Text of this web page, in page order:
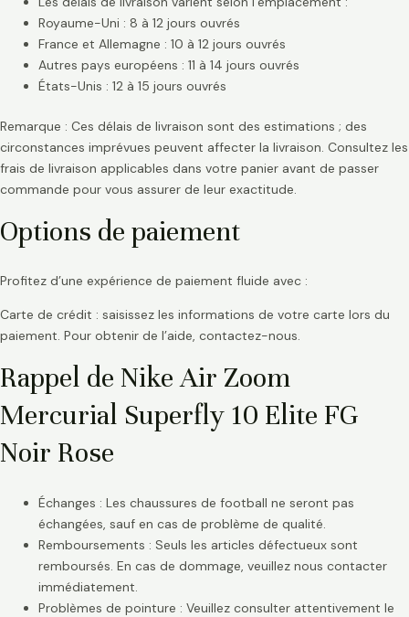
Royaume-Uni : 8 à 12 jours ouvrés
France et Allemagne : 10 à 12 jours ouvrés
Autres pays européens : 11 à 14 jours ouvrés
États-Unis : 12 à 15 jours ouvrés
Remarque : Ces délais de livraison sont des estimations ; des
circonstances imprévues peuvent affecter la livraison. Consultez les
frais de livraison applicables dans votre panier avant de passer
commande pour vous assurer de leur exactitude.
Options de paiement
Profitez d’une expérience de paiement fluide avec :
Carte de crédit : saisissez les informations de votre carte lors du
paiement. Pour obtenir de l’aide, contactez-nous.
Rappel de Nike Air Zoom
Mercurial Superfly 10 Elite FG
Noir Rose
Échanges : Les chaussures de football ne seront pas
échangées, sauf en cas de problème de qualité.
Remboursements : Seuls les articles défectueux sont
remboursés. En cas de dommage, veuillez nous contacter
immédiatement.
Problèmes de pointure : Veuillez consulter attentivement le